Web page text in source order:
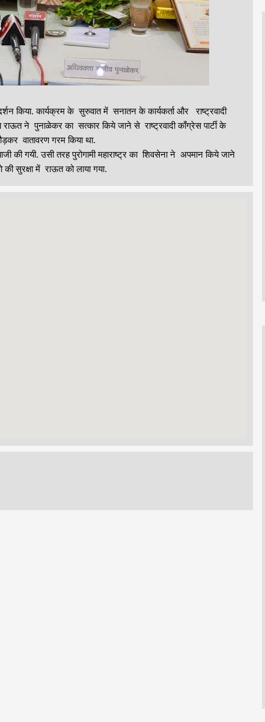
किया. कार्यक्रम के सुरुवात में सनातन के कार्यकर्ता और राष्ट्रवादी
ने पुनाळेकर का सत्कार किये जाने से राष्ट्रवादी काँग्रेस पार्टी के
वातावरण गरम किया था.
की गयी. उसी तरह पुरोगामी महाराष्ट्र का शिवसेना ने अपमान किये जाने
सुरक्षा में राऊत को लाया गया.